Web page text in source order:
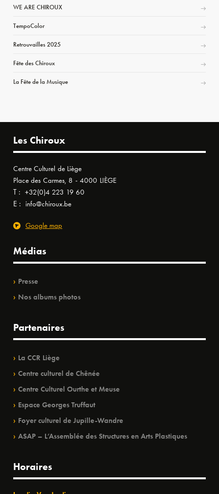
WE ARE CHIROUX
TempoColor
Retrouvailles 2025
Fête des Chiroux
La Fête de la Musique
Les Chiroux
Centre Culturel de Liège
Place des Carmes, 8 - 4000 LIÈGE
T : +32(0)4 223 19 60
E : info@chiroux.be
Google map
Médias
Presse
Nos albums photos
Partenaires
La CCR Liège
Centre culturel de Chênée
Centre Culturel Ourthe et Meuse
Espace Georges Truffaut
Foyer culturel de Jupille-Wandre
ASAP – L’Assemblée des Structures en Arts Plastiques
Horaires